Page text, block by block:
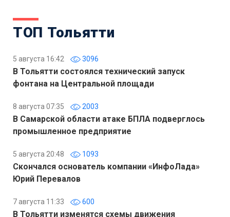
ТОП Тольятти
5 августа 16:42 3096
В Тольятти состоялся технический запуск
фонтана на Центральной площади
8 августа 07:35 2003
В Самарской области атаке БПЛА подверглось
промышленное предприятие
5 августа 20:48 1093
Скончался основатель компании «ИнфоЛада»
Юрий Перевалов
7 августа 11:33 600
В Тольятти изменятся схемы движения